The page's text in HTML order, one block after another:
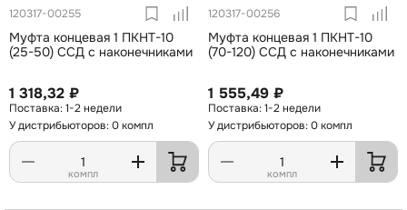
120317-00255
Муфта концевая 1 ПКНТ-10
(25-50) ССД с наконечниками
1 318,32 ₽
1-2 недели
У дистрибьюторов: 0 компл
компл
120317-00256
Муфта концевая 1 ПКНТ-10
(70-120) ССД с наконечниками
1 555,49 ₽
1-2 недели
У дистрибьюторов: 0 компл
компл